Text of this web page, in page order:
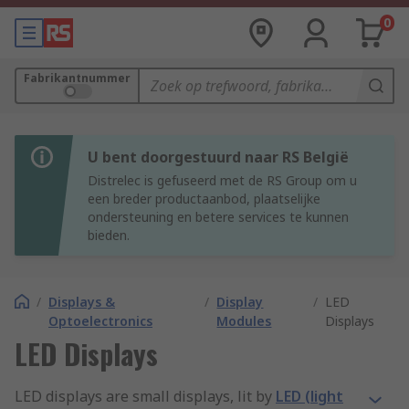
0
Fabrikantnummer
U bent doorgestuurd naar RS België
Distrelec is gefuseerd met de RS Group om u
een breder productaanbod, plaatselijke
ondersteuning en betere services te kunnen
bieden.
/ Displays &
Optoelectronics
/ Display
Modules
/ LED
Displays
LED Displays
LED displays are small displays, lit by LED (light